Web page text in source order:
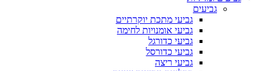
גביעים
גביעי מתכת יוקרתיים
גביעי אומנויות לחימה
גביעי כדורגל
גביעי כדורסל
גביעי ריצה